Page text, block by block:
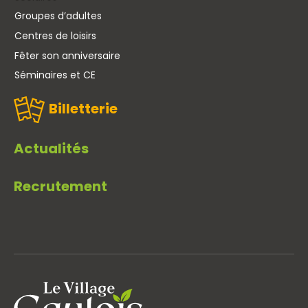
Groupes d’adultes
Centres de loisirs
Fêter son anniversaire
Séminaires et CE
Billetterie
Actualités
Recrutement